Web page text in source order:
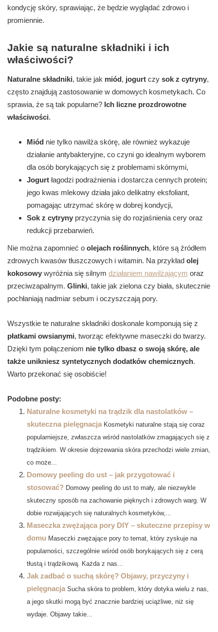
kondycję skóry, sprawiając, że będzie wyglądać zdrowo i
promiennie.
Jakie są naturalne składniki i ich
właściwości?
Naturalne składniki, takie jak miód, jogurt czy sok z cytryny,
często znajdują zastosowanie w domowych kosmetykach. Co
sprawia, że są tak popularne? Ich liczne prozdrowotne
właściwości.
Miód nie tylko nawilża skórę, ale również wykazuje
działanie antybakteryjne, co czyni go idealnym wyborem
dla osób borykających się z problemami skórnymi,
Jogurt łagodzi podrażnienia i dostarcza cennych protein;
jego kwas mlekowy działa jako delikatny eksfoliant,
pomagając utrzymać skórę w dobrej kondycji,
Sok z cytryny przyczynia się do rozjaśnienia cery oraz
redukcji przebarwień.
Nie można zapomnieć o olejach roślinnych, które są źródłem
zdrowych kwasów tłuszczowych i witamin. Na przykład olej
kokosowy wyróżnia się silnym działaniem nawilżającym oraz
przeciwzapalnym. Glinki, takie jak zielona czy biała, skutecznie
pochłaniają nadmiar sebum i oczyszczają pory.
Wszystkie te naturalne składniki doskonale komponują się z
płatkami owsianymi, tworząc efektywne maseczki do twarzy.
Dzięki tym połączeniom nie tylko dbasz o swoją skórę, ale
także unikniesz syntetycznych dodatków chemicznych.
Warto przekonać się osobiście!
Podobne posty:
Naturalne kosmetyki na trądzik dla nastolatków –
skuteczna pielęgnacja Kosmetyki naturalne stają się coraz
popularniejsze, zwłaszcza wśród nastolatków zmagających się z
trądzikiem. W okresie dojrzewania skóra przechodzi wiele zmian,
co może...
Domowy peeling do ust – jak przygotować i
stosować? Domowy peeling do ust to mały, ale niezwykle
skuteczny sposób na zachowanie pięknych i zdrowych warg. W
dobie rozwijających się naturalnych kosmetyków,...
Maseczka zwężająca pory DIY – skuteczne przepisy w
domu Maseczki zwężające pory to temat, który zyskuje na
popularności, szczególnie wśród osób borykających się z cerą
tłustą i trądzikową. Każda z nas...
Jak zadbać o suchą skórę? Objawy, przyczyny i
pielęgnacja Sucha skóra to problem, który dotyka wielu z nas,
a jego skutki mogą być znacznie bardziej uciążliwe, niż się
wydaje. Objawy takie...